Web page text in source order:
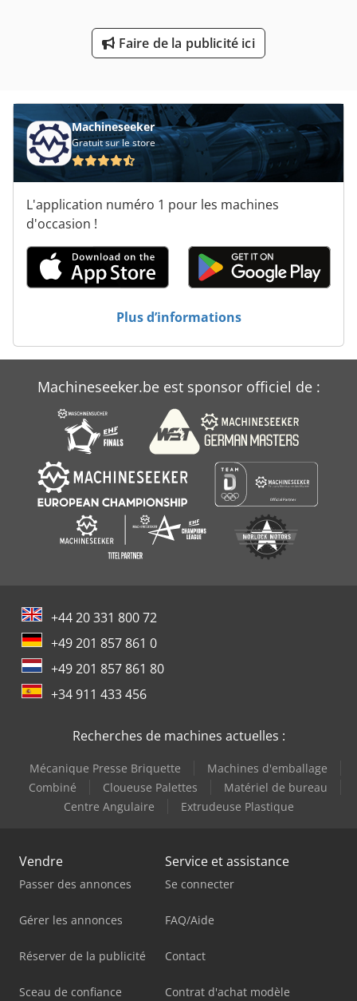
Électro-Hydrauliques
Faire de la publicité ici
Machineseeker
Gratuit sur le store
L'application numéro 1 pour les machines
d'occasion !
Plus d’informations
Machineseeker.be est sponsor officiel de :
+44 20 331 800 72
+49 201 857 861 0
+49 201 857 861 80
+34 911 433 456
Recherches de machines actuelles :
Mécanique Presse Briquette
Machines d'emballage
Combiné
Cloueuse Palettes
Matériel de bureau
Centre Angulaire
Extrudeuse Plastique
Vendre
Passer des annonces
Gérer les annonces
Réserver de la publicité
Sceau de confiance
Service et assistance
Se connecter
FAQ/Aide
Contact
Contrat d'achat modèle